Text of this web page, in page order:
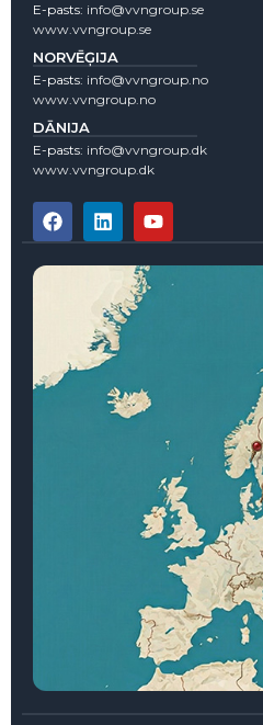
E-pasts: info@vvngroup.se
www.vvngroup.se
NORVĒĢIJA
E-pasts: info@vvngroup.no
www.vvngroup.no
DĀNIJA
E-pasts: info@vvngroup.dk
www.vvngroup.dk